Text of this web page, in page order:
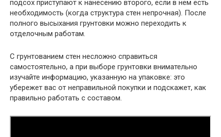
подсох приступают к нанесению второго, если в нем есть
необходимость (когда структура стен непрочная). После
полного высыхания грунтовки можно переходить к
отделочным работам.
С грунтованием стен несложно справиться
самостоятельно, а при выборе грунтовки внимательно
изучайте информацию, указанную на упаковке: это
убережет вас от неправильной покупки и подскажет, как
правильно работать с составом.